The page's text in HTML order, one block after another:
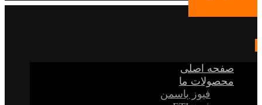
صفحه اصلی
محصولات ما
فیوز باسمن